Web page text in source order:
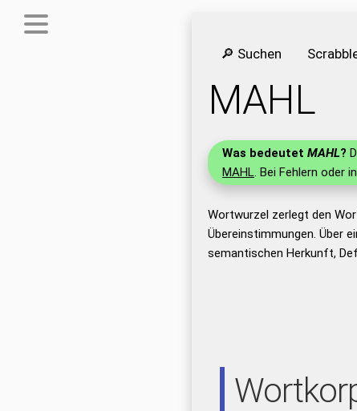
🔎 Suchen
MAHL
Was bedeutet MAHL?
MAHL. Bei Fehlern oder
Wortwurzel zerlegt den
Übereinstimmungen. Über
semantischen Herkunft,